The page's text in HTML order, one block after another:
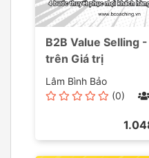
B2B Value Selling
trên Giá trị
Lâm Bình Bảo
(0)